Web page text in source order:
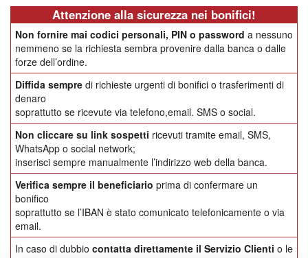
Attenzione alla sicurezza nei bonifici!
Non fornire mai codici personali, PIN o password a nessuno
nemmeno se la richiesta sembra provenire dalla banca o dalle
forze dell’ordine.
Diffida sempre di richieste urgenti di bonifici o trasferimenti di
denaro
soprattutto se ricevute via telefono,email. SMS o social.
Non cliccare su link sospetti ricevuti tramite email, SMS,
WhatsApp o social network;
inserisci sempre manualmente l’indirizzo web della banca.
Verifica sempre il beneficiario prima di confermare un
bonifico
soprattutto se l’IBAN è stato comunicato telefonicamente o via
email.
In caso di dubbio contatta direttamente il Servizio Clienti o le